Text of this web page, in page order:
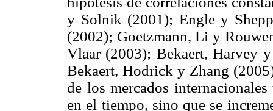
y Solnik (2001); Engle y
(2002); Goetzmann, Li y
Vlaar (2003); Bekaert, Harvey
Bekaert, Hodrick y Zhang
de los mercados
en el tiempo, sino que se